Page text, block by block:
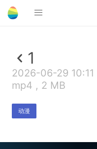
1
2026-06-29 10:11
mp4 , 2 MB
动漫